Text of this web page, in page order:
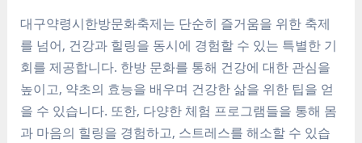
대구약령시한방문화축제는 단순히 즐거움을 위한 축제
를 넘어, 건강과 힐링을 동시에 경험할 수 있는 특별한 기
회를 제공합니다. 한방 문화를 통해 건강에 대한 관심을
높이고, 약초의 효능을 배우며 건강한 삶을 위한 팁을 얻
을 수 있습니다. 또한, 다양한 체험 프로그램들을 통해 몸
과 마음의 힐링을 경험하고, 스트레스를 해소할 수 있습